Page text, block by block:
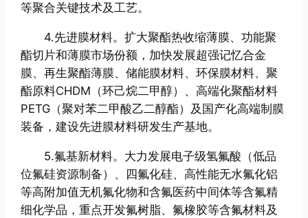
等聚合关键技术及工艺。
4.先进膜材料。扩大聚酯热收缩薄膜、功能聚
酯切片和薄膜市场份额，加快发展超强记忆合金
膜、再生聚酯薄膜、储能膜材料、环保膜材料、聚
酯原料CHDM（环己烷二甲醇）、高端化聚酯材料
PETG（聚对苯二甲酸乙二醇酯）及国产化高端制膜
装备，建设先进膜材料研发生产基地。
5.氟基新材料。大力发展电子级氢氟酸（低品
位氟硅资源制备）、四氟化硅、高性能无水氟化铝
等高附加值无机氟化物和含氟医药中间体等含氟精
细化学品，重点开发氟树脂、氟橡胶等含氟材料及